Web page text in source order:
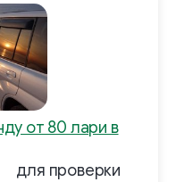
от 80 лари в
для проверки